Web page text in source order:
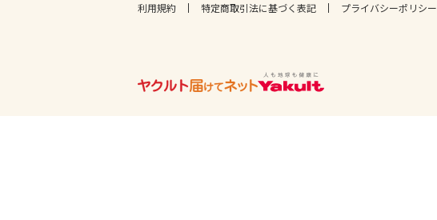
利用規約 特定商取引法に基づく表記 プライバシーポリシー